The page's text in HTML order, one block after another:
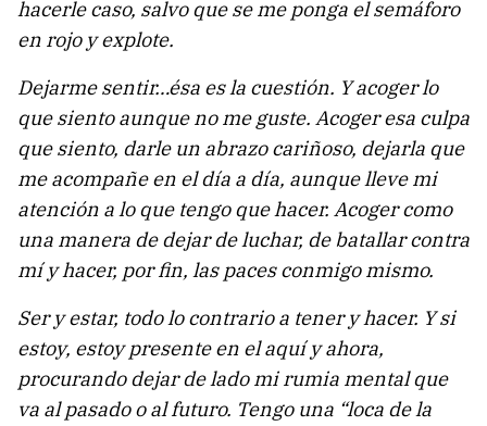
hacerle caso, salvo que se me ponga el semáforo
en rojo y explote.
Dejarme sentir…ésa es la cuestión. Y acoger lo
que siento aunque no me guste. Acoger esa culpa
que siento, darle un abrazo cariñoso, dejarla que
me acompañe en el día a día, aunque lleve mi
atención a lo que tengo que hacer. Acoger como
una manera de dejar de luchar, de batallar contra
mí y hacer, por fin, las paces conmigo mismo.
Ser y estar, todo lo contrario a tener y hacer. Y si
estoy, estoy presente en el aquí y ahora,
procurando dejar de lado mi rumia mental que
va al pasado o al futuro. Tengo una “loca de la